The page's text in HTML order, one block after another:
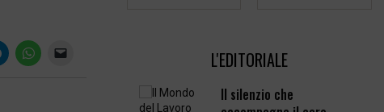
L'EDITORIALE
Il silenzio che